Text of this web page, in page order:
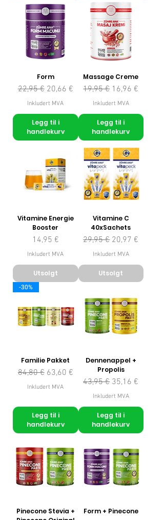
Form
Vanlig pris
22,95 € Salgspris
20,66 €
Inkludert MVA
Legg til i
handlekurv
Massage Creme
Vanlig pris
19,95 € Salgspris
16,96 €
Inkludert MVA
Legg til i
handlekurv
Vitamine Energie
Booster
Pris
14,95 €
Inkludert MVA
Utsolgt
Vitamine C
40xSachets
Vanlig pris
29,95 € Salgspris
20,97 €
Inkludert MVA
Utsolgt
-30%
Familie Pakket
Vanlig pris
84,80 € Salgspris
63,60 €
Inkludert MVA
Legg til i
handlekurv
Dennenappel +
Propolis
Vanlig pris
43,95 € Salgspris
35,16 €
Inkludert MVA
Legg til i
handlekurv
Pinecone Stevia +
Form + Pinecone